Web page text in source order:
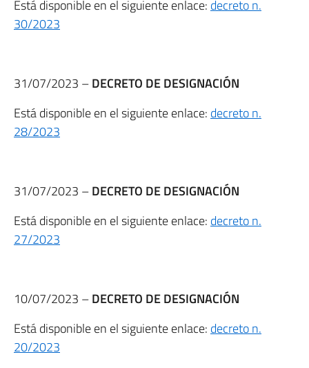
Está disponible en el siguiente enlace: decreto n.
30/2023
31/07/2023 –DECRETO DE DESIGNACIÓN
Está disponible en el siguiente enlace: decreto n.
28/2023
31/07/2023 –DECRETO DE DESIGNACIÓN
Está disponible en el siguiente enlace: decreto n.
27/2023
10/07/2023 –DECRETO DE DESIGNACIÓN
Está disponible en el siguiente enlace: decreto n.
20/2023